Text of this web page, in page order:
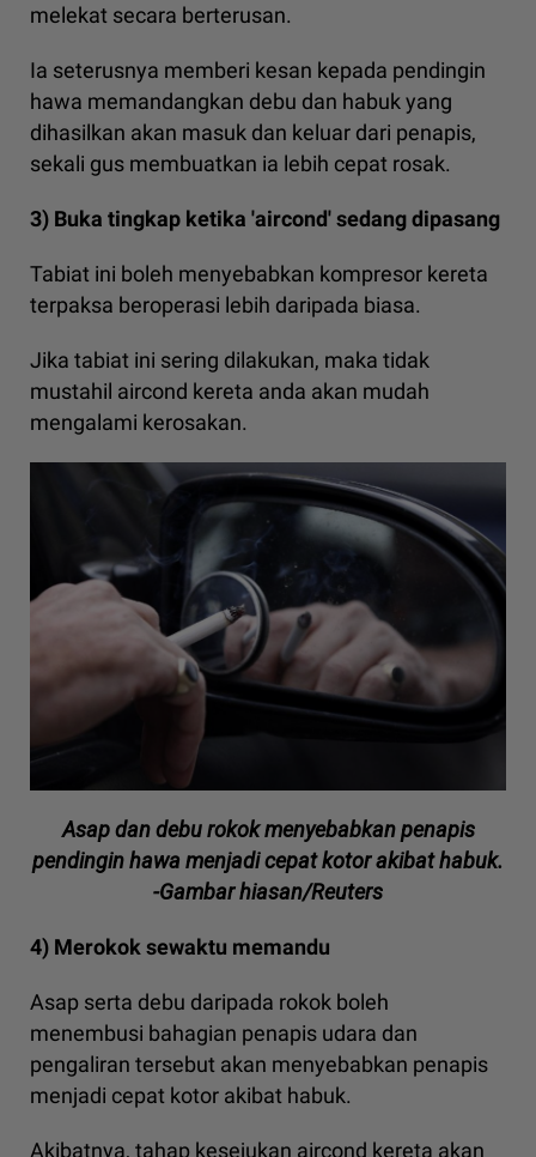
melekat secara berterusan.
Ia seterusnya memberi kesan kepada pendingin
hawa memandangkan debu dan habuk yang
dihasilkan akan masuk dan keluar dari penapis,
sekali gus membuatkan ia lebih cepat rosak.
3) Buka tingkap ketika 'aircond' sedang dipasang
Tabiat ini boleh menyebabkan kompresor kereta
terpaksa beroperasi lebih daripada biasa.
Jika tabiat ini sering dilakukan, maka tidak
mustahil aircond kereta anda akan mudah
mengalami kerosakan.
Asap dan debu rokok menyebabkan penapis
pendingin hawa menjadi cepat kotor akibat habuk.
-Gambar hiasan/Reuters
4) Merokok sewaktu memandu
Asap serta debu daripada rokok boleh
menembusi bahagian penapis udara dan
pengaliran tersebut akan menyebabkan penapis
menjadi cepat kotor akibat habuk.
Akibatnya, tahap kesejukan aircond kereta akan